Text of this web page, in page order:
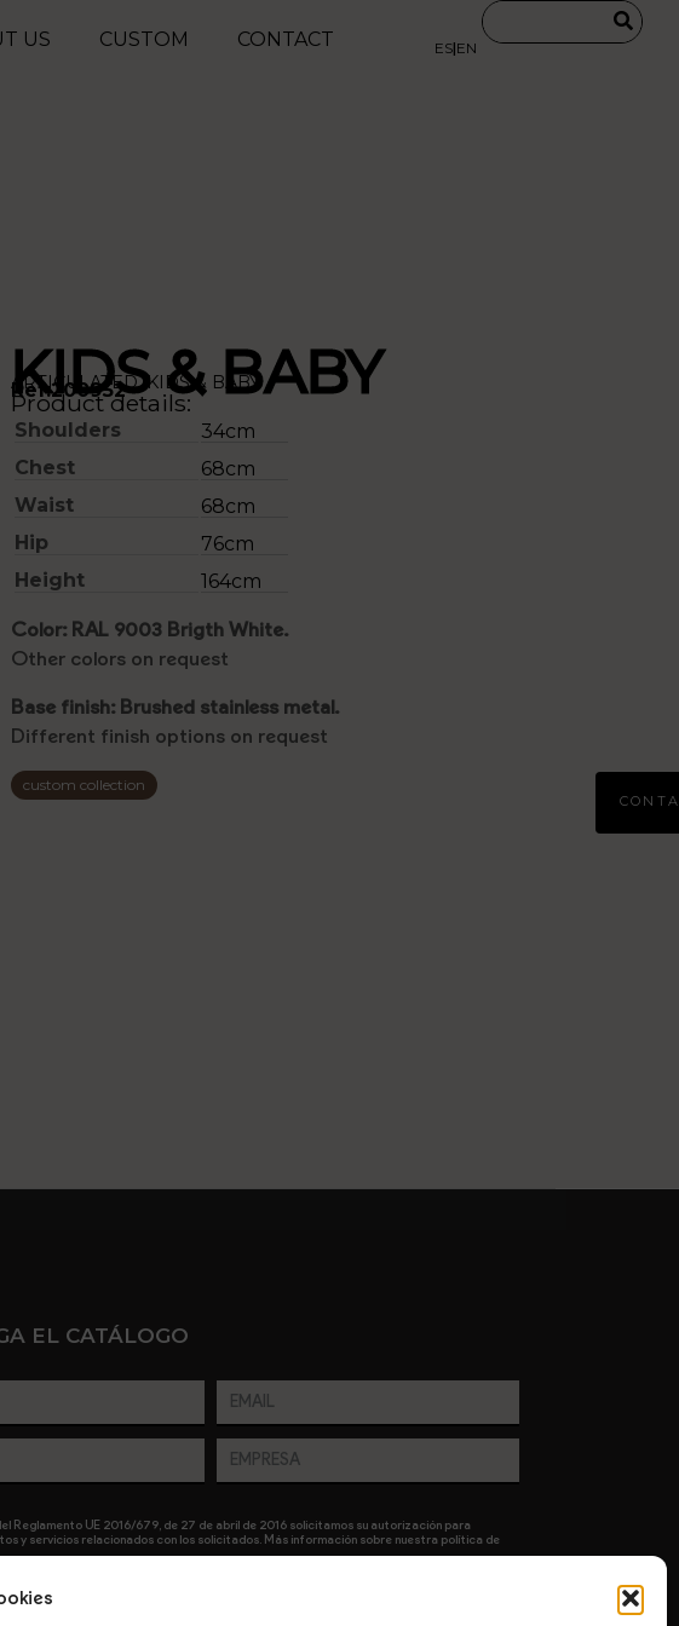
US CUSTOM CONTACT ES|EN
KIDS & BABY
Ref:200952
ARTICULATED, KIDS & BABY
Product details:
Shoulders
34cm
Chest
68cm
Waist
68cm
Hip
76cm
Height
164cm
Color: RAL 9003 Brigth White.
Other colors on request
Base finish: Brushed stainless metal.
Different finish options on request
custom collection
EL CATÁLOGO
Reglamento UE 2016/679, de 27 de abril de 2016 solicitamos su autorización para
y servicios relacionados con los solicitados. Más información sobre nuestra política de